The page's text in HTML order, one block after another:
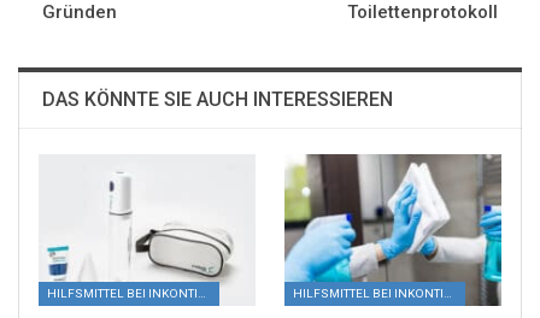
Gründen
Toilettenprotokoll
DAS KÖNNTE SIE AUCH INTERESSIEREN